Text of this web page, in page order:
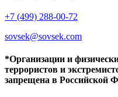
+7 (499) 288-00-72
sovsek@sovsek.com
*Организации и
террористов и
запрещена в Российской